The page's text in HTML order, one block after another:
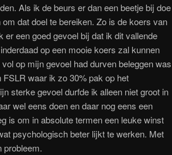
Als ik de beurs er dan een beetje bij doe
dat doel te bereiken. Zo is de koers van
er een goed gevoel bij dat ik dit vallende
op een mooie koers zal kunnen
op mijn gevoel had durven beleggen was
waar ik zo 30% pak op het
sterke gevoel durfde ik alleen niet groot in
wel eens doen en daar nog eens een
is om in absolute termen een leuke winst
psychologisch beter lijkt te werken. Met
probleem.